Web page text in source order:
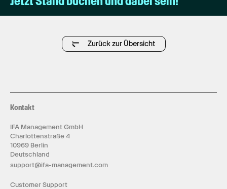
Zurück zur Übersicht
Kontakt
IFA Management GmbH
Charlottenstraße 4
10969 Berlin
Deutschland
support@ifa-management.com
Customer Support